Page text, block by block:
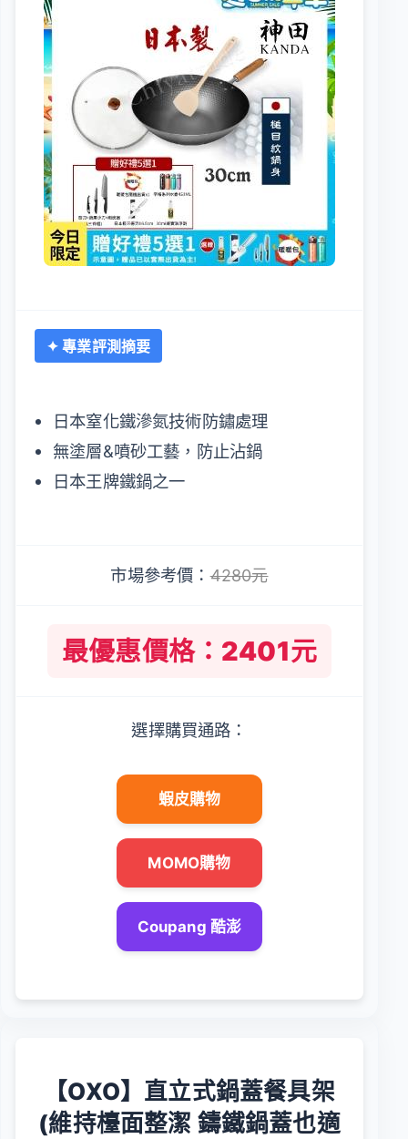
✦ 專業評測摘要
日本窒化鐵滲氮技術防鏽處理
無塗層&噴砂工藝，防止沾鍋
日本王牌鐵鍋之一
市場參考價：4280元
最優惠價格：2401元
選擇購買通路：
蝦皮購物
MOMO購物
Coupang 酷澎
【OXO】直立式鍋蓋餐具架
(維持檯面整潔 鑄鐵鍋蓋也適